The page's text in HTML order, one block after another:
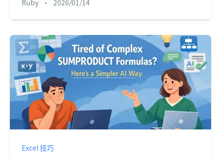
Ruby • 2026/01/14
Excel 技巧